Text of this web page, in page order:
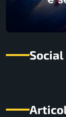
Social